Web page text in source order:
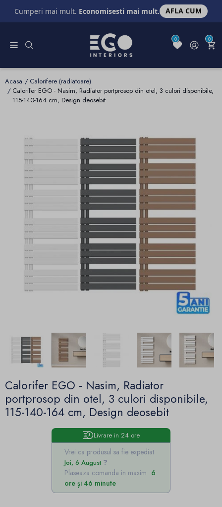
Cumperi mai mult. Economisesti mai mult. AFLA CUM
0 0
Acasa
Calorifere (radiatoare)
Calorifer EGO - Nasim, Radiator portprosop din otel, 3 culori disponibile,
115-140-164 cm, Design deosebit
Calorifer EGO - Nasim, Radiator
portprosop din otel, 3 culori disponibile,
115-140-164 cm, Design deosebit
Livrare in 24 ore
Vrei ca produsul sa fie expediat
Joi, 6 August
Plaseaza comanda in maxim 6
ore și 46 minute